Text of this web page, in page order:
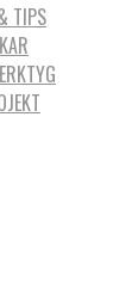
TIPS